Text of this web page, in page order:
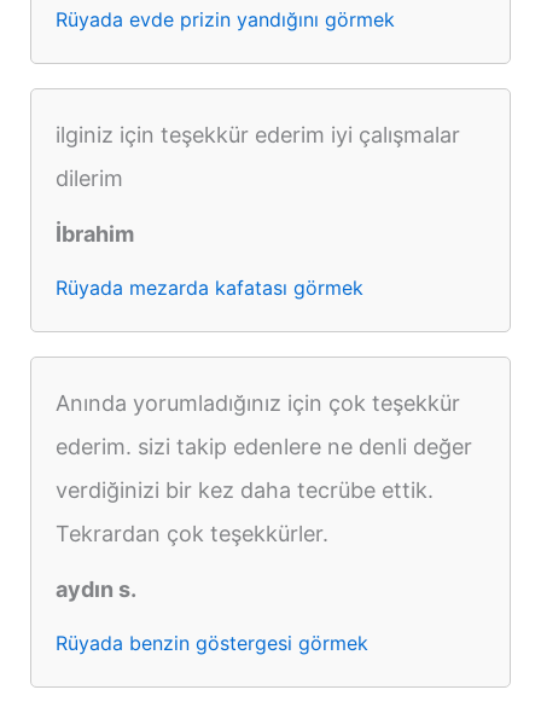
Rüyada evde prizin yandığını görmek
ilginiz için teşekkür ederim iyi çalışmalar
dilerim
İbrahim
Rüyada mezarda kafatası görmek
Anında yorumladığınız için çok teşekkür
ederim. sizi takip edenlere ne denli değer
verdiğinizi bir kez daha tecrübe ettik.
Tekrardan çok teşekkürler.
aydın s.
Rüyada benzin göstergesi görmek